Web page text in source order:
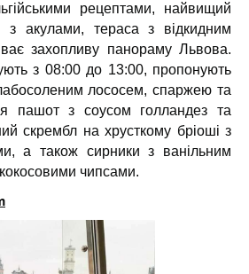
рецептами, найвищий
з акулами, тераса з відкидним
захопливу панораму Львова.
з 08:00 до 13:00, пропонують
лососем, спаржею та
пашот з соусом голландез та
скрембл на хрусткому бріоші з
а також сирники з ванільним
чипсами.